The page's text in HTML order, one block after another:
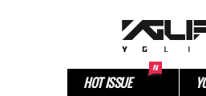
HOT ISSUE